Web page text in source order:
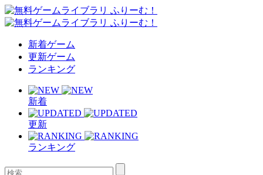
新着ゲーム
更新ゲーム
ランキング
新着
更新
ランキング